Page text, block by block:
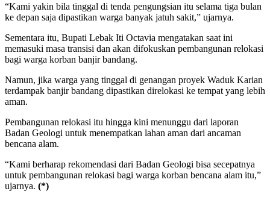
“Kami yakin bila tinggal di tenda pengungsian itu selama tiga bulan
ke depan saja dipastikan warga banyak jatuh sakit,” ujarnya.
Sementara itu, Bupati Lebak Iti Octavia mengatakan saat ini
memasuki masa transisi dan akan difokuskan pembangunan relokasi
bagi warga korban banjir bandang.
Namun, jika warga yang tinggal di genangan proyek Waduk Karian
terdampak banjir bandang dipastikan direlokasi ke tempat yang lebih
aman.
Pembangunan relokasi itu hingga kini menunggu dari laporan
Badan Geologi untuk menempatkan lahan aman dari ancaman
bencana alam.
“Kami berharap rekomendasi dari Badan Geologi bisa secepatnya
untuk pembangunan relokasi bagi warga korban bencana alam itu,”
ujarnya. (*)